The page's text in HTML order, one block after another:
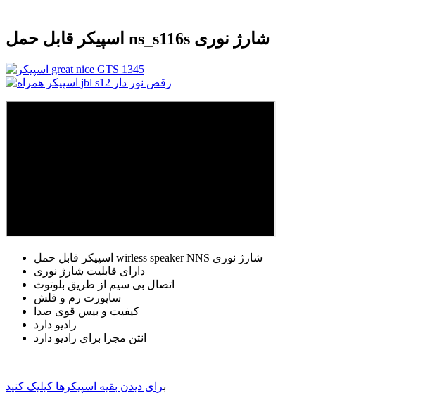
اسپیکر قابل حمل ns_s116s شارژ نوری
اسپیکر قابل حمل wirless speaker NNS شارژ نوری
اتصال بی سیم از طریق بلوتوث
ساپورت رم و فلش
کیفیت و بیس قوی صدا
رادیو دارد
انتن مجزا برای رادیو دارد
برای دیدن بقیه اسپیکرها کیلیک کنید